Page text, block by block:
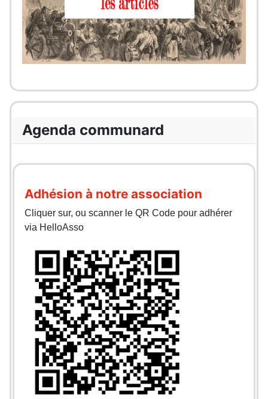
Agenda communard
Adhésion à notre association
Cliquer sur, ou scanner le QR Code pour adhérer
via HelloAsso